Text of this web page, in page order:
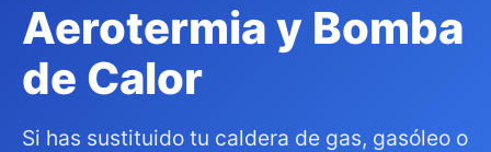
Aerotermia y Bomba
de Calor
Si has sustituido tu caldera de gas, gasóleo o